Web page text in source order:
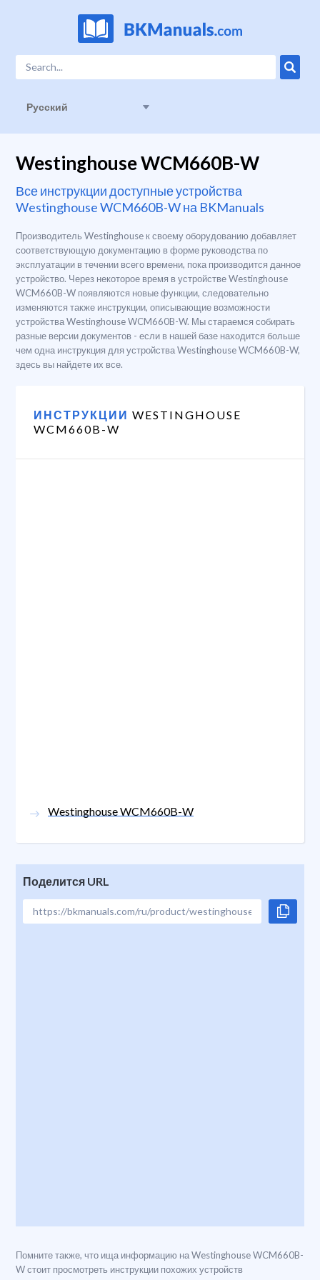
Русский
Westinghouse WCM660B-W
Все инструкции доступные устройства
Westinghouse WCM660B-W на BKManuals
Производитель Westinghouse к своему оборудованию добавляет
соответствующую документацию в форме руководства по
эксплуатации в течении всего времени, пока производится данное
устройство. Через некоторое время в устройстве Westinghouse
WCM660B-W появляются новые функции, следовательно
изменяются также инструкции, описывающие возможности
устройства Westinghouse WCM660B-W. Мы стараемся собирать
разные версии документов - если в нашей базе находится больше
чем одна инструкция для устройства Westinghouse WCM660B-W,
здесь вы найдете их все.
ИНСТРУКЦИИ WESTINGHOUSE
WCM660B-W
Westinghouse WCM660B-W
Поделится URL
Помните также, что ища информацию на Westinghouse WCM660B-
W стоит просмотреть инструкции похожих устройств